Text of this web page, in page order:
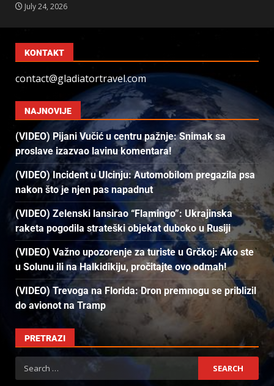
July 24, 2026
KONTAKT
contact@gladiatortravel.com
NAJNOVIJE
(VIDEO) Pijani Vučić u centru pažnje: Snimak sa
proslave izazvao lavinu komentara!
(VIDEO) Incident u Ulcinju: Automobilom pregazila psa
nakon što je njen pas napadnut
(VIDEO) Zelenski lansirao “Flamingo”: Ukrajinska
raketa pogodila strateški objekat duboko u Rusiji
(VIDEO) Važno upozorenje za turiste u Grčkoj: Ako ste
u Solunu ili na Halkidikiju, pročitajte ovo odmah!
(VIDEO) Trevoga na Florida: Dron premnogu se priblizil
do avionot na Tramp
PRETRAZI